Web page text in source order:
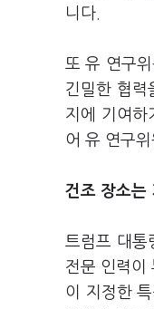
니다.
또 유 연구
긴밀한 협력
지에 기여하
어 유 연구
건조 장소는
트럼프 대통
전문 인력이
이 지정한